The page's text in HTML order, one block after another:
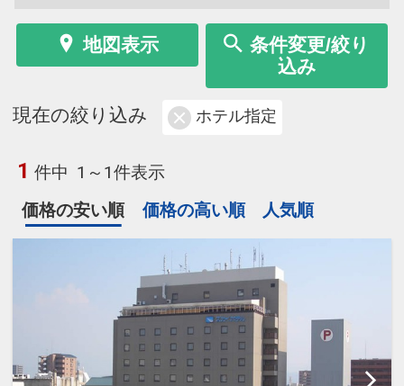
地図表示
条件変更/絞り
込み
現在の絞り込み ホテル指定
1 件中 1～1件表示
価格の安い順
価格の高い順 人気順